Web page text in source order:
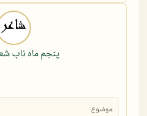
پنجم ماه ناب
موضوع